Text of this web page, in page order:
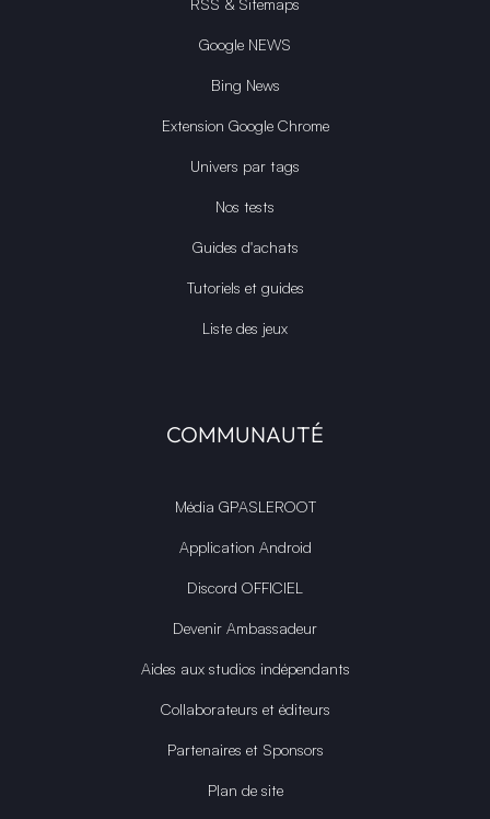
Google NEWS
Bing News
Extension Google Chrome
Univers par tags
Nos tests
Guides d'achats
Tutoriels et guides
Liste des jeux
COMMUNAUTÉ
Média GPASLEROOT
Application Android
Discord OFFICIEL
Devenir Ambassadeur
Aides aux studios indépendants
Collaborateurs et éditeurs
Partenaires et Sponsors
Plan de site